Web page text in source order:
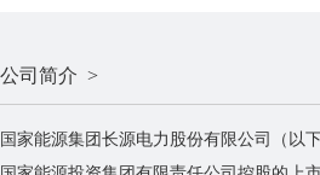
公司简介 >
国家能源集团长源电力股份有限公司（以